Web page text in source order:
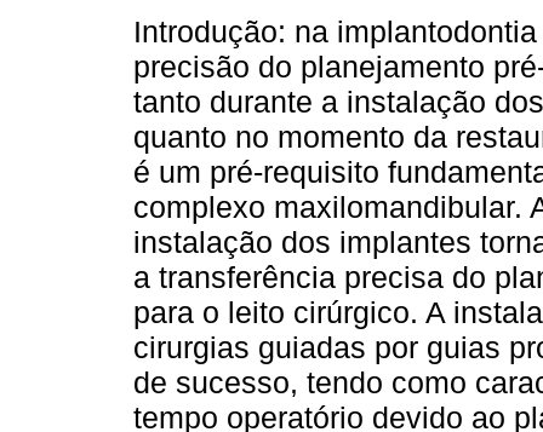
Introdução: na
precisão do planejamento
tanto durante a instalação
quanto no momento da
é um pré-requisito
complexo maxilomandibular.
instalação dos implantes
a transferência precisa do
para o leito cirúrgico. A
cirurgias guiadas por guias
de sucesso, tendo como
tempo operatório devido ao